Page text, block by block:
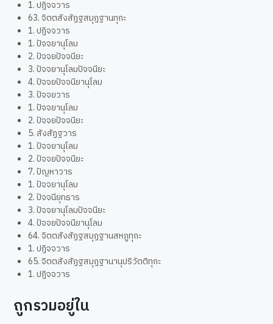
1. ปฏิจจวาร
63. จิตตสังสัฏฐสมุฏฐานทุกะ
1. ปฏิจจวาร
1. ปัจจยานุโลม
2. ปัจจยปัจจนียะ
3. ปัจจยานุโลมปัจจนียะ
4. ปัจจยปัจจนียานุโลม
3. ปัจจยวาร
1. ปัจจยานุโลม
2. ปัจจยปัจจนียะ
5. สังสัฏฐวาร
1. ปัจจยานุโลม
2. ปัจจยปัจจนียะ
7. ปัญหาวาร
1. ปัจจยานุโลม
2. ปัจจนียุทธาร
3. ปัจจยานุโลมปัจจนียะ
4. ปัจจยปัจจนียานุโลม
64. จิตตสังสัฏฐสมุฏฐานสหภูทุกะ
1. ปฏิจจวาร
65. จิตตสังสัฏฐสมุฏฐานานุปริวัตติทุกะ
1. ปฏิจจวาร
ถูกรวมอยู่ใน